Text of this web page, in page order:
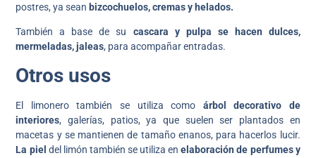
postres, ya sean bizcochuelos, cremas y helados.
También a base de su cascara y pulpa se hacen dulces,
mermeladas, jaleas, para acompañar entradas.
Otros usos
El limonero también se utiliza como árbol decorativo de
interiores, galerías, patios, ya que suelen ser plantados en
macetas y se mantienen de tamaño enanos, para hacerlos lucir.
La piel del limón también se utiliza en elaboración de perfumes y